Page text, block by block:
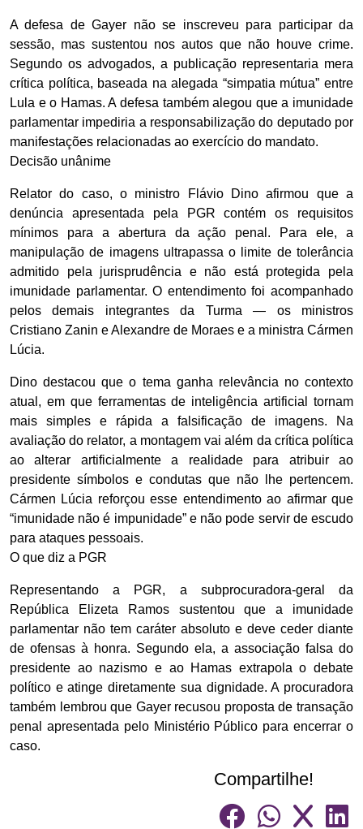
A defesa de Gayer não se inscreveu para participar da
sessão, mas sustentou nos autos que não houve crime.
Segundo os advogados, a publicação representaria mera
crítica política, baseada na alegada “simpatia mútua” entre
Lula e o Hamas. A defesa também alegou que a imunidade
parlamentar impediria a responsabilização do deputado por
manifestações relacionadas ao exercício do mandato.
Decisão unânime
Relator do caso, o ministro Flávio Dino afirmou que a
denúncia apresentada pela PGR contém os requisitos
mínimos para a abertura da ação penal. Para ele, a
manipulação de imagens ultrapassa o limite de tolerância
admitido pela jurisprudência e não está protegida pela
imunidade parlamentar. O entendimento foi acompanhado
pelos demais integrantes da Turma — os ministros
Cristiano Zanin e Alexandre de Moraes e a ministra Cármen
Lúcia.
Dino destacou que o tema ganha relevância no contexto
atual, em que ferramentas de inteligência artificial tornam
mais simples e rápida a falsificação de imagens. Na
avaliação do relator, a montagem vai além da crítica política
ao alterar artificialmente a realidade para atribuir ao
presidente símbolos e condutas que não lhe pertencem.
Cármen Lúcia reforçou esse entendimento ao afirmar que
“imunidade não é impunidade” e não pode servir de escudo
para ataques pessoais.
O que diz a PGR
Representando a PGR, a subprocuradora-geral da
República Elizeta Ramos sustentou que a imunidade
parlamentar não tem caráter absoluto e deve ceder diante
de ofensas à honra. Segundo ela, a associação falsa do
presidente ao nazismo e ao Hamas extrapola o debate
político e atinge diretamente sua dignidade. A procuradora
também lembrou que Gayer recusou proposta de transação
penal apresentada pelo Ministério Público para encerrar o
caso.
Compartilhe!